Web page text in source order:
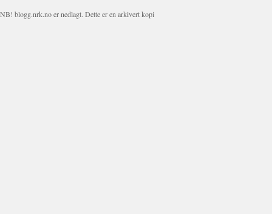
NB! blogg.nrk.no er nedlagt. Dette er en arkivert kopi